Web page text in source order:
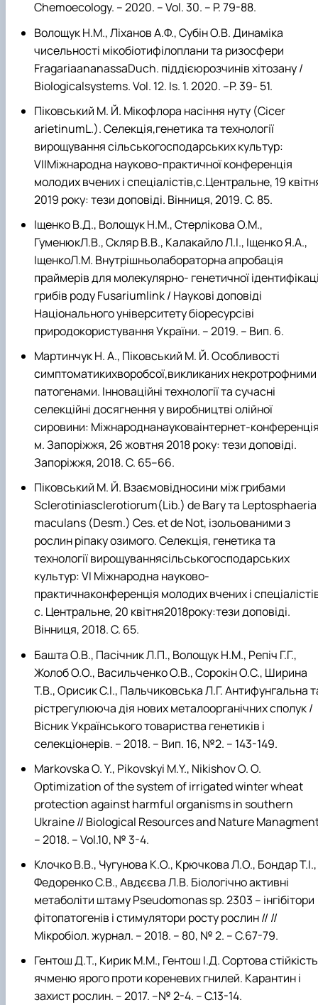
Chemoecology. – 2020. – Vol. 30. – P. 79-88.
Волощук Н.М., Ліханов А.Ф., Субін О.В. Динаміка
чисельності мікобіотифілоплани та ризосфери
FragariaananassaDuch. піддієюрозчинів хітозану /
Biologicalsystems. Vol. 12. Is. 1. 2020. –P. 39- 51.
Піковський М. Й. Мікофлора насіння нуту (Cіcer
arіetіnumL.). Селекція,генетика та технології
вирощування сільськогосподарських культур:
VIIМіжнародна науково-практичної конференція
молодих вчених і спеціалістів,с.Центральне, 19
2019 року: тези доповіді. Вінниця, 2019. С. 85.
Іщенко В.Д., Волощук Н.М., Стерлікова О.М.,
ГуменюкЛ.В., Скляр В.В., Калакайло Л.І., Іщенко Я.А.,
ІщенкоЛ.М. Внутрішньолабораторна апробація
праймерів для молекулярно- генетичної
грибів роду Fusariumlink / Наукові доповіді
Національного університету біоресурсіві
природокористування України. – 2019. – Вип. 6.
Мартинчук Н. А., Піковський М. Й. Особливості
симптоматикихворобсої,викликаних некротрофними
патогенами. Інноваційні технології та сучасні
селекційні досягнення у виробництві олійної
сировини: Міжнароднанауковаінтернет-
м. Запоріжжя, 26 жовтня 2018 року: тези доповіді.
Запоріжжя, 2018. С. 65–66.
Піковський М. Й. Взаємовідносини між грибами
Sclerotiniasclerotiorum(Lib.) de Bary та Leptosphaeria
maculans (Desm.) Ces. et de Not, ізольованими з
рослин ріпаку озимого. Селекція, генетика та
технології вирощуваннясільськогосподарських
культур: VI Міжнародна науково-
практичнаконференція молодих вчених і
с. Центральне, 20 квітня2018року:тези доповіді.
Вінниця, 2018. С. 65.
Башта О.В., Пасічник Л.П., Волощук Н.М., Репіч Г.Г.,
Жолоб О.О., Васильченко О.В., Сорокін О.С., Ширина
Т.В., Орисик С.І., Пальчиковська Л.Г. Антифунгальна
рістрегулююча дія нових металоорганічних сполук /
Вісник Українського товариства генетиків і
селекціонерів. – 2018. – Вип. 16, №2. – 143-149.
Markovska O. Y., Pikovskyi M.Y., Nikishov O. O.
Optimization of the system of irrigated winter wheat
protection against harmful organisms in southern
Ukraine // Biological Resources and Nature
– 2018. – Vol.10, № 3-4.
Клочко В.В., Чугунова К.О., Крючкова Л.О., Бондар Т.І.,
Федоренко С.В., Авдєєва Л.В. Біологічно активні
метаболіти штаму Pseudomonas sp. 2303 – інгібітори
фітопатогенів і стимулятори росту рослин // //
Мікробіол. журнал. – 2018. – 80, № 2. – С.67-79.
Гентош Д.Т., Кирик М.М., Гентош І.Д. Сортова стійкість
ячменю ярого проти кореневих гнилей. Карантин і
захист рослин. – 2017. –№ 2-4. – С.13-14.